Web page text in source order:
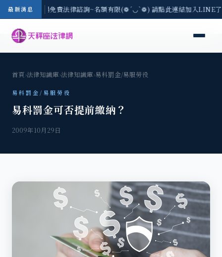
最新消息
-8/3(一) 現場免費法律諮詢~名額有限(❁´◡`❁) 請點此連結加入LINE
首頁›法律知識庫›法律知識庫›易科罰金/易服勞役
易科罰金/易服勞役
易科罰金可否提前繳納？
2009年10月29日